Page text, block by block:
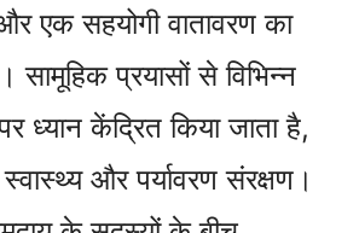
एक सहयोगी वातावरण का
सामूहिक प्रयासों से विभिन्न
ध्यान केंद्रित किया जाता है,
और पर्यावरण संरक्षण।